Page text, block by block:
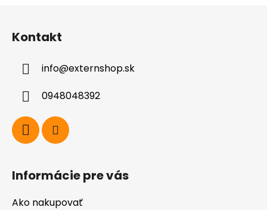
Kontakt
info@externshop.sk
0948048392
Informácie pre vás
Ako nakupovať